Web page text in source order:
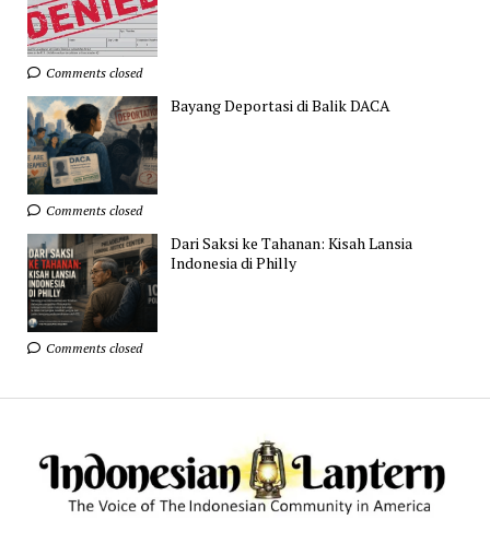
Comments closed
Bayang Deportasi di Balik DACA
Comments closed
Dari Saksi ke Tahanan: Kisah Lansia
Indonesia di Philly
Comments closed